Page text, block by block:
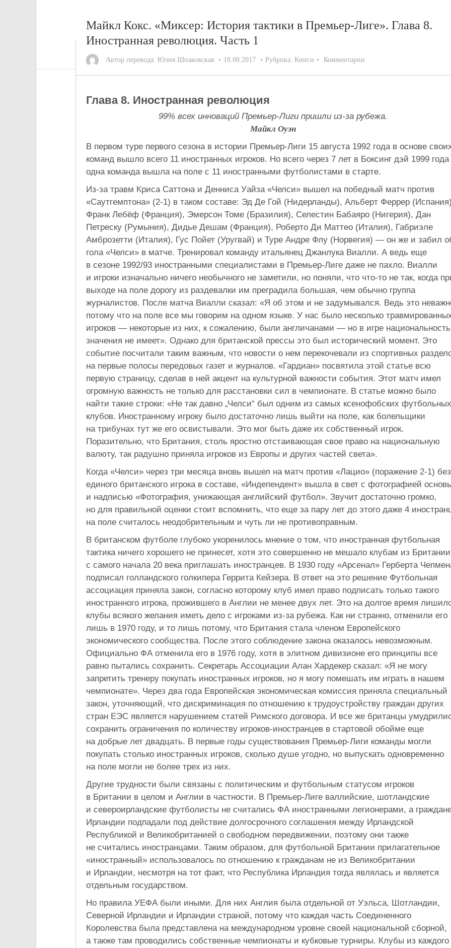
Майкл Кокс. «Миксер: История тактики в Премьер-Лиге». Глава 8.
Иностранная революция. Часть 1
Автор перевода: Юлия Шпаковская 18.08.2017 Рубрика: Книги Комментарии
Глава 8. Иностранная революция
99% всех инноваций Премьер-Лиги пришли из-за рубежа.
Майкл Оуэн
В первом туре первого сезона в истории Премьер-Лиги 15 августа 1992 года в основе
команд вышло всего 11 иностранных игроков. Но всего через 7 лет в Боксинг дэй 1999 года
одна команда вышла на поле с 11 иностранными футболистами в старте.
Из-за травм Криса Саттона и Денниса Уайза «Челси» вышел на победный матч против
«Саутгемптона» (2-1) в таком составе: Эд Де Гой (Нидерланды), Альберт Феррер
Франк Лебёф (Франция), Эмерсон Томе (Бразилия), Селестин Бабаяро (Нигерия), Дан
Петреску (Румыния), Дидье Дешам (Франция), Роберто Ди Маттео (Италия), Габриэле
Амброзетти (Италия), Гус Пойет (Уругвай) и Туре Андре Флу (Норвегия) — он же и забил
гола «Челси» в матче. Тренировал команду итальянец Джанлука Виалли. А ведь еще
в сезоне 1992/93 иностранными специалистами в Премьер-Лиге даже не пахло. Виалли
и игроки изначально ничего необычного не заметили, но поняли, что что-то не так, когда
выходе на поле дорогу из раздевалки им преградила большая, чем обычно группа
журналистов. После матча Виалли сказал: «Я об этом и не задумывался. Ведь это
потому что на поле все мы говорим на одном языке. У нас было несколько
игроков — некоторые из них, к сожалению, были англичанами — но в игре национальность
значения не имеет». Однако для британской прессы это был исторический момент. Это
событие посчитали таким важным, что новости о нем перекочевали из спортивных
на первые полосы передовых газет и журналов. «Гардиан» посвятила этой статье всю
первую страницу, сделав в ней акцент на культурной важности события. Этот матч имел
огромную важность не только для расстановки сил в чемпионате. В статье можно было
найти такие строки: «Не так давно „Челси“ был одним из самых ксенофобских футбольных
клубов. Иностранному игроку было достаточно лишь выйти на поле, как болельщики
на трибунах тут же его освистывали. Это мог быть даже их собственный игрок.
Поразительно, что Британия, столь яростно отстаивающая свое право на национальную
валюту, так радушно приняла игроков из Европы и других частей света».
Когда «Челси» через три месяца вновь вышел на матч против «Лацио» (поражение 2-1) без
единого британского игрока в составе, «Индепендент» вышла в свет с фотографией
и надписью «Фотография, унижающая английский футбол». Звучит достаточно громко,
но для правильной оценки стоит вспомнить, что еще за пару лет до этого даже 4
на поле считалось неодобрительным и чуть ли не противоправным.
В британском футболе глубоко укоренилось мнение о том, что иностранная футбольная
тактика ничего хорошего не принесет, хотя это совершенно не мешало клубам из Британии
с самого начала 20 века приглашать иностранцев. В 1930 году «Арсенал» Герберта
подписал голландского голкипера Геррита Кейзера. В ответ на это решение Футбольная
ассоциация приняла закон, согласно которому клуб имел право подписать только такого
иностранного игрока, прожившего в Англии не менее двух лет. Это на долгое время
клубы всякого желания иметь дело с игроками из-за рубежа. Как ни странно, отменили его
лишь в 1970 году, и то лишь потому, что Британия стала членом Европейского
экономического сообщества. После этого соблюдение закона оказалось невозможным.
Официально ФА отменила его в 1976 году, хотя в элитном дивизионе его принципы все
равно пытались сохранить. Секретарь Ассоциации Алан Хардекер сказал: «Я не могу
запретить тренеру покупать иностранных игроков, но я могу помешать им играть в нашем
чемпионате». Через два года Европейская экономическая комиссия приняла специальный
закон, уточняющий, что дискриминация по отношению к трудоустройству граждан других
стран ЕЭС является нарушением статей Римского договора. И все же британцы
сохранить ограничения по количеству игроков-иностранцев в стартовой обойме еще
на добрые лет двадцать. В первые годы существования Премьер-Лиги команды могли
покупать столько иностранных игроков, сколько душе угодно, но выпускать одновременно
на поле могли не более трех из них.
Другие трудности были связаны с политическим и футбольным статусом игроков
в Британии в целом и Англии в частности. В Премьер-Лиге валлийские, шотландские
и североирландские футболисты не считались ФА иностранными легионерами, а
Ирландии подпадали под действие долгосрочного соглашения между Ирландской
Республикой и Великобританией о свободном передвижении, поэтому они также
не считались иностранцами. Таким образом, для футбольной Британии прилагательное
«иностранный» использовалось по отношению к гражданам не из Великобритании
и Ирландии, несмотря на тот факт, что Республика Ирландия тогда являлась и является
отдельным государством.
Но правила УЕФА были иными. Для них Англия была отдельной от Уэльса, Шотландии,
Северной Ирландии и Ирландии страной, потому что каждая часть Соединенного
Королевства была представлена на международном уровне своей национальной сборной,
а также там проводились собственные чемпионаты и кубковые турниры. Клубы из каждого